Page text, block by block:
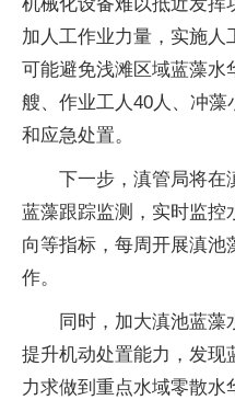
机械化设备难以抵近发挥
加人工作业力量，实施人
可能避免浅滩区域蓝藻水
艘、作业工人40人、冲
和应急处置。
下一步，滇管局将在
蓝藻跟踪监测，实时监控
向等指标，每周开展滇池
作。
同时，加大滇池蓝藻
提升机动处置能力，发现
力求做到重点水域零散水